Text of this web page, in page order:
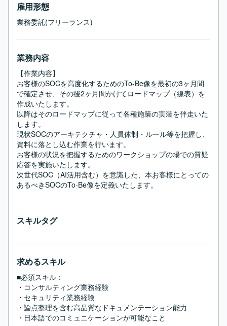
雇用形態
業務委託(フリーランス)
業務内容
【作業内容】
お客様のSOCを高度化するためのTo-Be像を最初の3ヶ月間
で確定させ、その後2ヶ月間かけてロードマップ（線表）を
作成いたします。
以降はそのロードマップに従って各種施策の実装を伴走いた
します。
現状SOCのアーキテクチャ・人員体制・ルール等を把握し、
資料に落とし込む作業を行います。
お客様の状況を把握するためのワークショップの場での質疑
応答を実施いたします。
次世代SOC（AI活用含む）を意識した、本お客様にとっての
あるべきSOCのTo-Be像を定義いたします。
スキルタグ
求めるスキル
■必須スキル：
・コンサルティング業務経験
・セキュリティ業務経験
・論点整理を含む高品質なドキュメンテーション能力
・日本語でのコミュニケーションが可能なこと